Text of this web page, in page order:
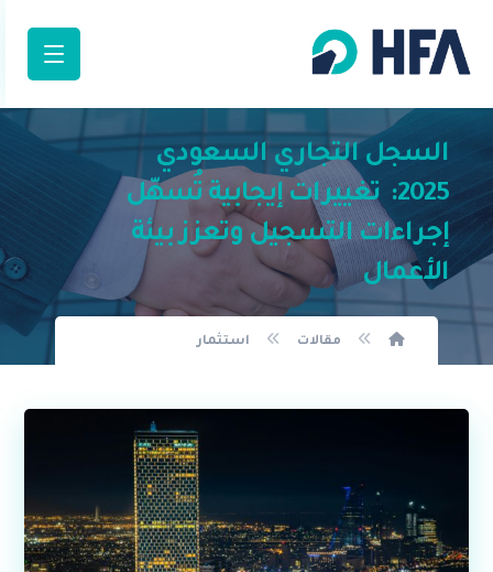
السجل التجاري السعودي
2025: تغييرات إيجابية تُسهّل
إجراءات التسجيل وتعزز بيئة
الأعمال
مقالات استثمار